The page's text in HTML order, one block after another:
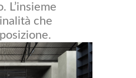
L’insieme
che